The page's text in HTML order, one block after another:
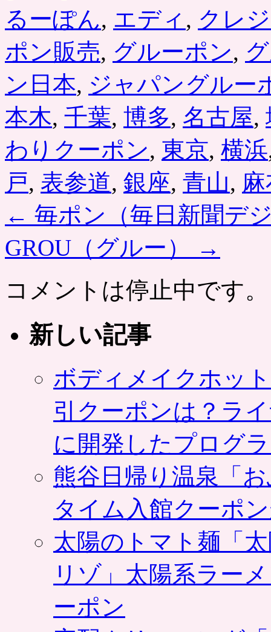
るーぽん, エディ , クレ
ポン販売, グルーポン,
ン日本, ジャパングルー
本木, 千葉, 博多, 名古屋,
わりクーポン, 東京, 横浜
戸, 表参道, 銀座, 青山,
← 毎ポン（毎日新聞デ
GROU（グルー）
→
コメントは停止中です。
新しい記事
ボディメイクホッ
引クーポンは？ラ
に開発したプログ
熊谷日帰り温泉「
タイム入館クーポ
太陽のトマト麺「
リゾ」太陽系ラー
ーポン